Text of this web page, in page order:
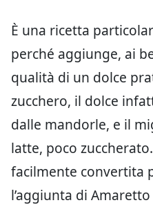
È una ricetta
perché aggiunge, ai
qualità di un dolce
zucchero, il dolce
dalle mandorle, e il
latte, poco
facilmente convertita
l’aggiunta di